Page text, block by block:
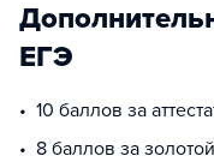
ЕГЭ
10 баллов за
8 баллов за